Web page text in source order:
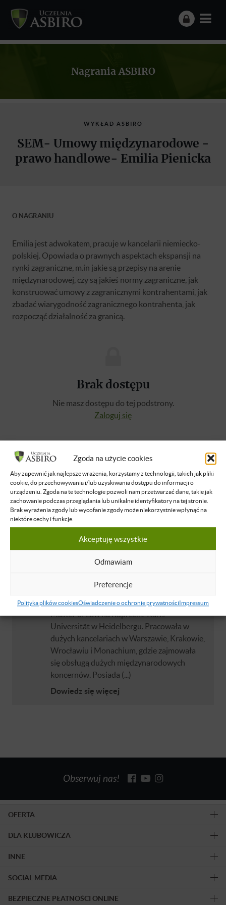
Zgoda na użycie cookies
Aby zapewnić jak najlepsze wrażenia, korzystamy z technologii, takich jak pliki
cookie, do przechowywania i/lub uzyskiwania dostępu do informacji o
urządzeniu. Zgoda na te technologie pozwoli nam przetwarzać dane, takie jak
zachowanie podczas przeglądania lub unikalne identyfikatory na tej stronie.
Brak wyrażenia zgody lub wycofanie zgody może niekorzystnie wpłynąć na
niektóre cechy i funkcje.
Akceptuję wszystkie
Odmawiam
Preferencje
Polityka plików cookiesOświadczenie o ochronie prywatnościImpressum
Nagrania ASBIRO
WYKŁAD ASBIRO
SEM- Umowy międzynarodowe -
prawo handlowe- Emilia Pienicka
O NAGRANIU
Emilia jest adwokatem, pracuje w kancelarii niemiecko-
polskiej. Opowiada o prawnych aspektach ekspansji na
rynki zagraniczne, m.in jakie są przepisy na arenie
międzynarodowej, czy są jakieś normy zagraniczne, jak
konstruować umowy z zagranicznymi kontrahentami, jak
zbadać wiarygodność zagranicznego kontrahenta, jak
rozpocząć działalność za granicą.
Brak dostępu
Nie masz dostępu do tej podstrony.
Zaloguj się
Emilia Pienicka
Prawnik, Junior Associate w Kancelarii
Miller, Od początku kariery zajmuje się
doradztwem prawnym na arenie
międzynarodowej. Ukończyła studia na
Wydziale Prawa i Administracji
oraz Aplikację Adwokacką przy Okręgowej
Stypendystka licznych programów wymiany
międzynarodowej, absolwentka studiów
Master of Law na Ruprecht-Karls-
Universität w Heidelbergu. Pracowała w
dużych kancelariach w Warszawie, Krakowie,
Wrocławiu i Monachium, gdzie zajmowała
się obsługą dużych międzynarodowych
koncernów. Posiada (...)
Dowiedz się więcej
Obserwuj nas!
OFERTA
DLA KLUBOWICZA
INNE
SOCIAL MEDIA
BEZPIECZNE PŁATNOŚCI ONLINE